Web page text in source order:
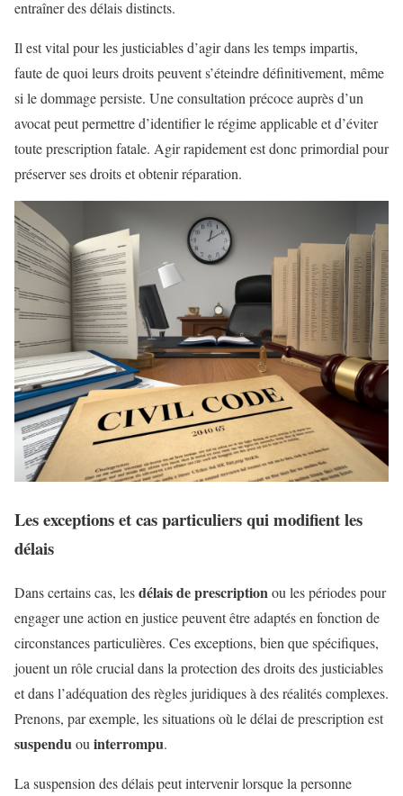
entraîner des délais distincts.
Il est vital pour les justiciables d’agir dans les temps impartis,
faute de quoi leurs droits peuvent s’éteindre définitivement, même
si le dommage persiste. Une consultation précoce auprès d’un
avocat peut permettre d’identifier le régime applicable et d’éviter
toute prescription fatale. Agir rapidement est donc primordial pour
préserver ses droits et obtenir réparation.
Les exceptions et cas particuliers qui modifient les
délais
Dans certains cas, lesdélais de prescriptionou les périodes pour
engager une action en justice peuvent être adaptés en fonction de
circonstances particulières. Ces exceptions, bien que spécifiques,
jouent un rôle crucial dans la protection des droits des justiciables
et dans l’adéquation des règles juridiques à des réalités complexes.
Prenons, par exemple, les situations où le délai de prescription est
suspenduou interrompu.
La suspension des délais peut intervenir lorsque la personne